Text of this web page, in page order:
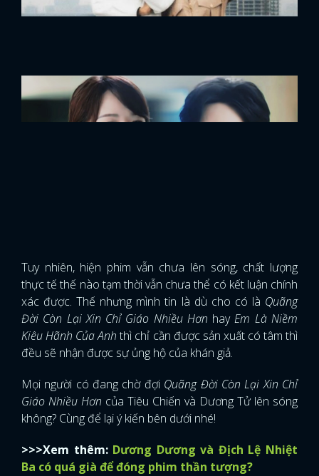
Tuy nhiên, hiện phim vẫn chưa lên sóng, chất lượng
thực tế thế nào tạm thời vẫn chưa thể có kết luận chính
xác được. Thế nhưng mình tin là dù cho có là Quãng
Đời Còn Lại Xin Chỉ Giáo Nhiều Hơn hayEm Là Niềm
Kiêu Hãnh Của Anh thì chỉ cần được sản xuất có tâm thì
đều sẽ nhận được sự ủng hộ của khán giả.
Mọi người có đang chờ đợi Quãng Đời Còn Lại Xin Chỉ
Giáo Nhiều Hơn của Tiêu Chiến và Dương Tử lên sóng
không? Cùng để lại ý kiến bên dưới nhé!
>>>Xem thêm: Dương Dương và Địch Lệ Nhiệt
Ba có quá già để đóng phim thần tượng?